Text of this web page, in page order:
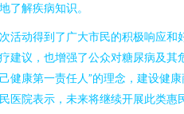
了解疾病知识。
活动得到了广大市民的积极响应
建议，也增强了公众对糖尿病及其
健康第一责任人”的理念，建设健
医院表示，未来将继续开展此类